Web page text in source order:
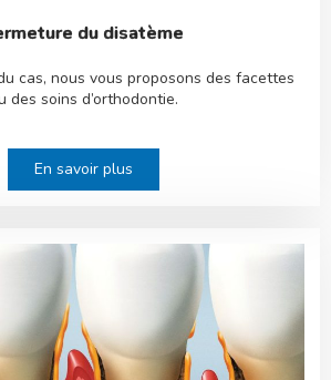
du disatème
cas, nous vous proposons des facettes
des soins d’orthodontie.
En savoir plus